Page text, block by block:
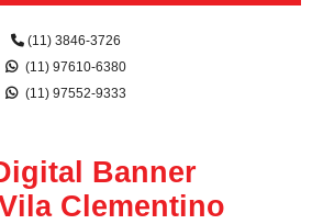
(11) 3846-3726
(11) 97610-6380
(11) 97552-9333
Banner
Clementino